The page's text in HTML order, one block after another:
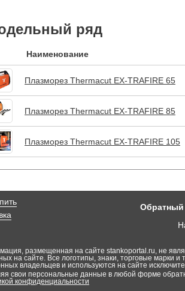
ряд
Наименование
Плазморез Thermacut EX-TRAFIRE 65
Плазморез Thermacut EX-TRAFIRE 85
Плазморез Thermacut EX-TRAFIRE 105
Обратный
размещенная на сайте stankoportal.ru, не
на сайте. Все логотипы, знаки, торговые марки
владельцев и используются на сайте
свои персональные данные в любой форме
конфиденциальности